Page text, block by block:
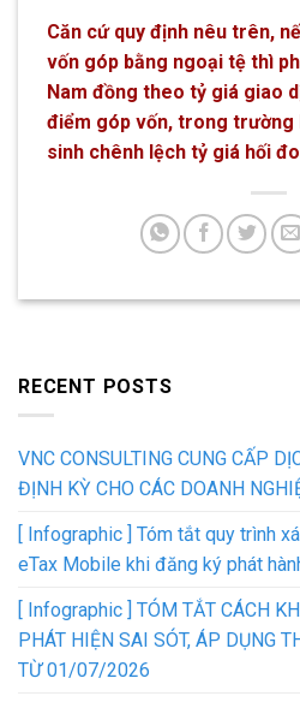
Căn cứ quy định nêu trên,
vốn góp bằng ngoại tệ thì
Nam đồng theo tỷ giá giao
điểm góp vốn, trong trường
sinh chênh lệch tỷ giá hối
RECENT POSTS
VNC CONSULTING CUNG CẤP
ĐỊNH KỲ CHO CÁC DOANH
[ Infographic ] Tóm tắt quy trình
eTax Mobile khi đăng ký phát
[ Infographic ] TÓM TẮT CÁCH
PHÁT HIỆN SAI SÓT, ÁP DỤNG
TỪ 01/07/2026